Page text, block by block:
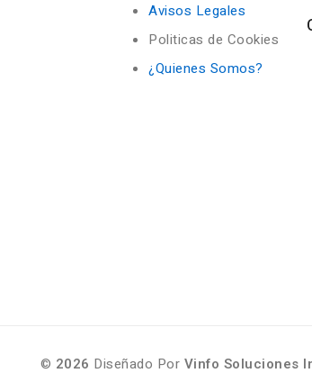
Avisos Legales
Politicas de Cookies
¿Quienes Somos?
© 2026 Diseñado Por Vinfo Soluciones